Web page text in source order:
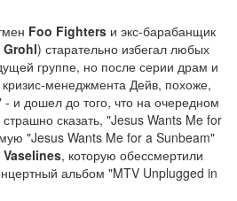
Foo Fighters и экс-барабанщик
Grohl) старательно избегал любых
группе, но после серии драм и
менеджмента Дейв, похоже,
и дошел до того, что на очередном
страшно сказать, "Jesus Wants Me for
"Jesus Wants Me for a Sunbeam"
Vaselines, которую обессмертили
альбом "MTV Unplugged in